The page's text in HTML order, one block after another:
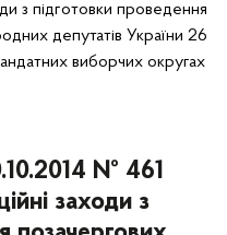
з підготовки проведення
депутатів України 26
виборчих округах
№ 461
заходи з